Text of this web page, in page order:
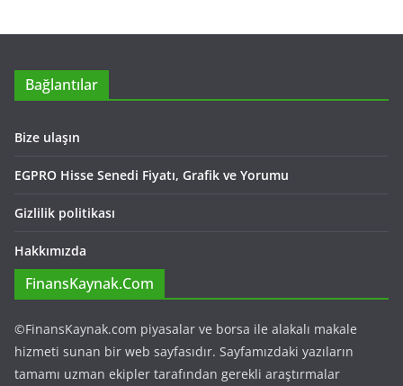
Bağlantılar
Bize ulaşın
EGPRO Hisse Senedi Fiyatı, Grafik ve Yorumu
Gizlilik politikası
Hakkımızda
FinansKaynak.Com
©FinansKaynak.com piyasalar ve borsa ile alakalı makale
hizmeti sunan bir web sayfasıdır. Sayfamızdaki yazıların
tamamı uzman ekipler tarafından gerekli araştırmalar